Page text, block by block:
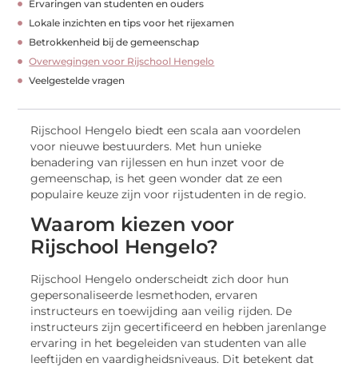
Ervaringen van studenten en ouders
Lokale inzichten en tips voor het rijexamen
Betrokkenheid bij de gemeenschap
Overwegingen voor Rijschool Hengelo
Veelgestelde vragen
Rijschool Hengelo biedt een scala aan voordelen
voor nieuwe bestuurders. Met hun unieke
benadering van rijlessen en hun inzet voor de
gemeenschap, is het geen wonder dat ze een
populaire keuze zijn voor rijstudenten in de regio.
Waarom kiezen voor
Rijschool Hengelo?
Rijschool Hengelo onderscheidt zich door hun
gepersonaliseerde lesmethoden, ervaren
instructeurs en toewijding aan veilig rijden. De
instructeurs zijn gecertificeerd en hebben jarenlange
ervaring in het begeleiden van studenten van alle
leeftijden en vaardigheidsniveaus. Dit betekent dat